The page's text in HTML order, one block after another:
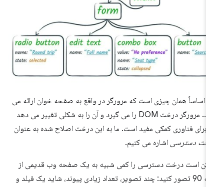
اساساً همان چیزی است که مرورگر در واقع به صفحه خوان ارائه می
دهد. مرورگر درخت DOM را می گیرد و آن را به شکلی تغییر می دهد
برای فناوری کمکی مفید است. ما به این درخت اصلاح شده به عنوان
دسترسیاشاره می کنیم.
است درخت دسترسی را کمی شبیه به یک صفحه وب قدیمی از
دهه 90 تصور کنید: چند تصویر، تعداد زیادی پیوند، شاید یک فیلد و